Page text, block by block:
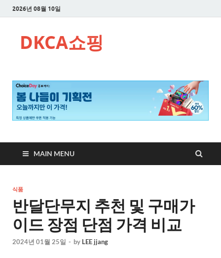
2026년 08월 10일
DKCA쇼핑
MAIN MENU
식품
반달단무지 추천 및 구매가
이드 장점 단점 가격 비교
2024년 01월 25일 - by LEE jjang